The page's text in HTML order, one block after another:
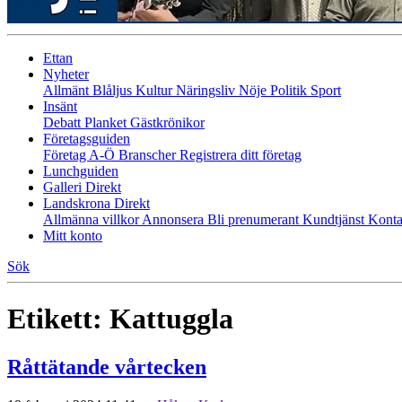
Ettan
Nyheter
Allmänt Blåljus KulturNäringsliv Nöje Politik Sport
Insänt
Debatt Planket Gästkrönikor
Företagsguiden
Företag A-Ö BranscherRegistrera ditt företag
Lunchguiden
Galleri Direkt
Landskrona Direkt
Allmänna villkorAnnonsera Bli prenumerant Kundtjänst
Mitt konto
Sök
Etikett: Kattuggla
Råttätande vårtecken